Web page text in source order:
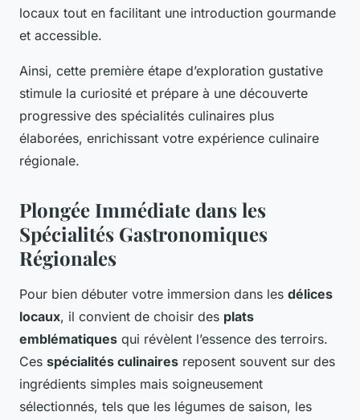
locaux tout en facilitant une introduction gourmande
et accessible.
Ainsi, cette première étape d’exploration gustative
stimule la curiosité et prépare à une découverte
progressive des spécialités culinaires plus
élaborées, enrichissant votre expérience culinaire
régionale.
Plongée Immédiate dans les
Spécialités Gastronomiques
Régionales
Pour bien débuter votre immersion dans les délices
locaux, il convient de choisir des plats
emblématiques qui révèlent l’essence des terroirs.
Ces spécialités culinaires reposent souvent sur des
ingrédients simples mais soigneusement
sélectionnés, tels que les légumes de saison, les